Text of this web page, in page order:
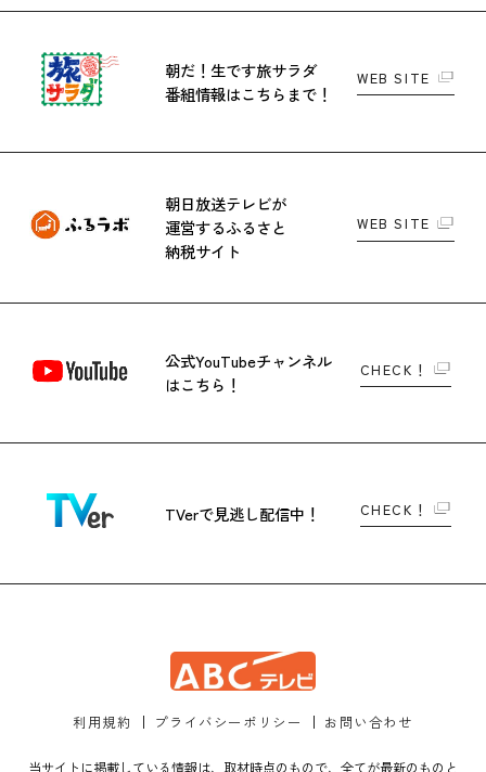
朝だ！生です旅サラダ
番組情報はこちらまで！
WEB SITE
朝日放送テレビが
運営するふるさと
納税サイト
WEB SITE
公式YouTubeチャンネル
はこちら！
CHECK！
TVerで見逃し配信中！ CHECK！
利用規約 プライバシーポリシー お問い合わせ
当サイトに掲載している情報は、取材時点のもので、全てが最新のものと